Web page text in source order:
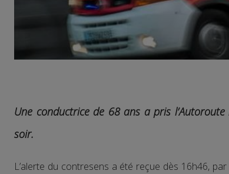
Une conductrice de 68 ans a pris
soir.
L’alerte du contresens a été reçue dès 16h46,